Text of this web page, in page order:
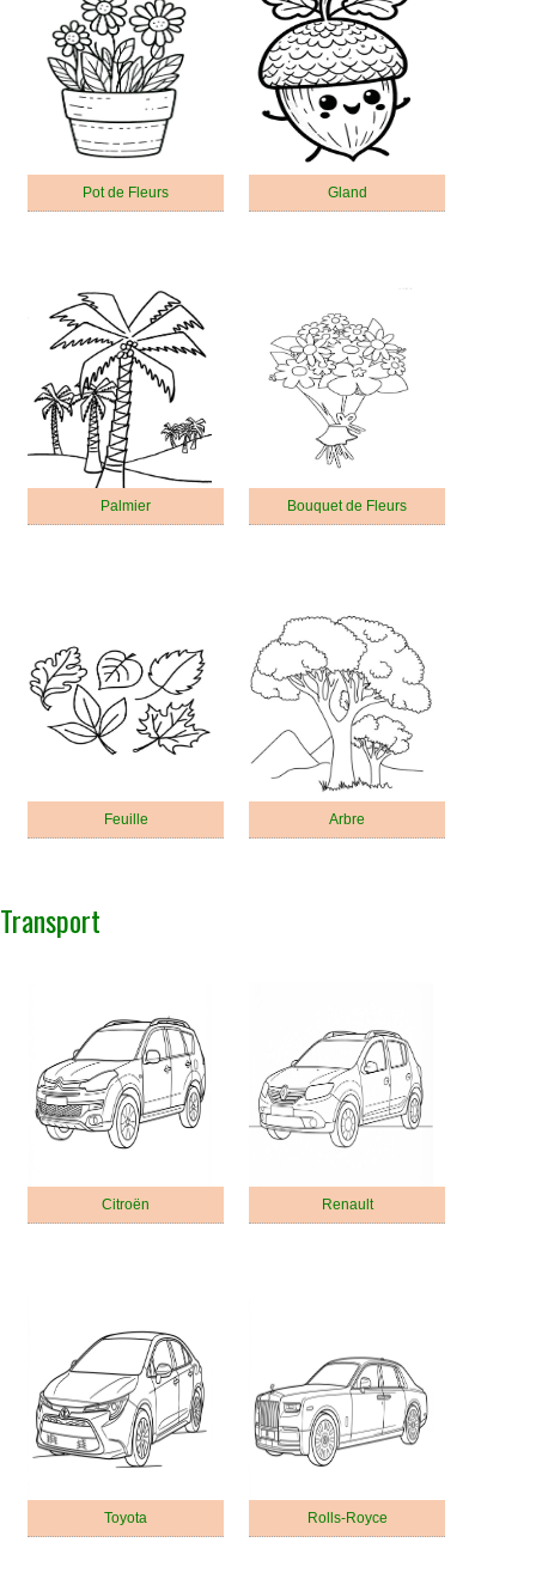
Pot de Fleurs Gland
Palmier Bouquet de Fleurs
Feuille Arbre
Transport
Citroën Renault
Toyota Rolls-Royce